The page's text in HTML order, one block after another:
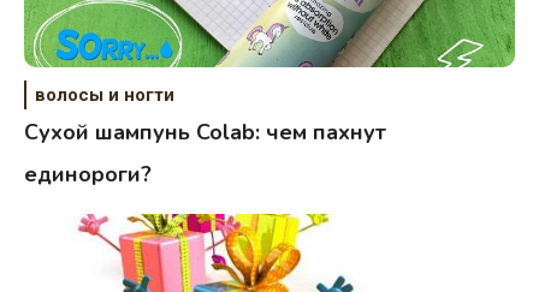
волосы и ногти
Сухой шампунь Colab: чем пахнут
единороги?